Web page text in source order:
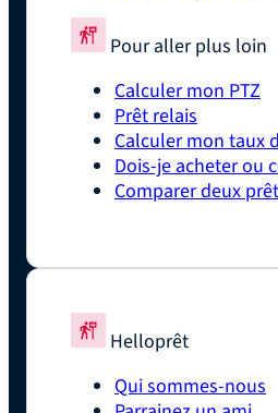
Pour aller plus loin
Calculer mon PTZ
Prêt relais
Calculer mon taux
Dois-je acheter ou
Comparer deux
Helloprêt
Qui sommes-nous